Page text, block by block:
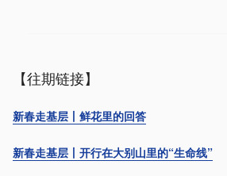
【往期链接】
新春走基层丨鲜花里的回答
新春走基层丨开行在大别山里的“生命线”